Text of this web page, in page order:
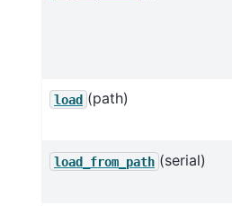
load (path)
load_from_path (serial)